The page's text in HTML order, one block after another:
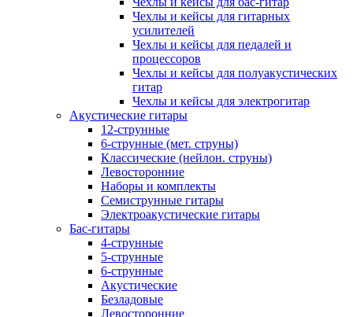
Чехлы и кейсы для гитарных
усилителей
Чехлы и кейсы для педалей и
процессоров
Чехлы и кейсы для полуакустических
гитар
Чехлы и кейсы для электрогитар
Акустические гитары
12-струнные
6-струнные (мет. струны)
Классические (нейлон. струны)
Левосторонние
Наборы и комплекты
Семиструнные гитары
Электроакустические гитары
Бас-гитары
4-струнные
5-струнные
6-струнные
Акустические
Безладовые
Левосторонние